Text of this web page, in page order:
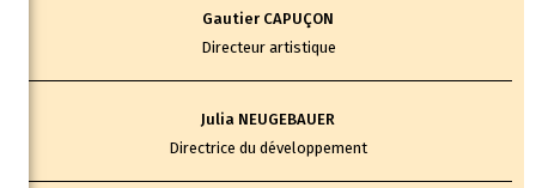
Gautier CAPUÇON
Directeur artistique
Julia NEUGEBAUER
Directrice du développement